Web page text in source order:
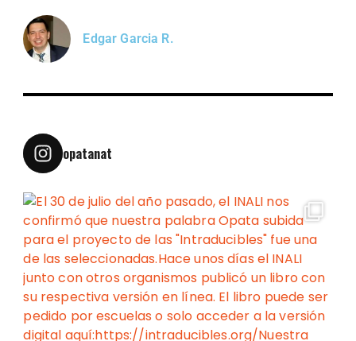
Edgar Garcia R.
opatanat